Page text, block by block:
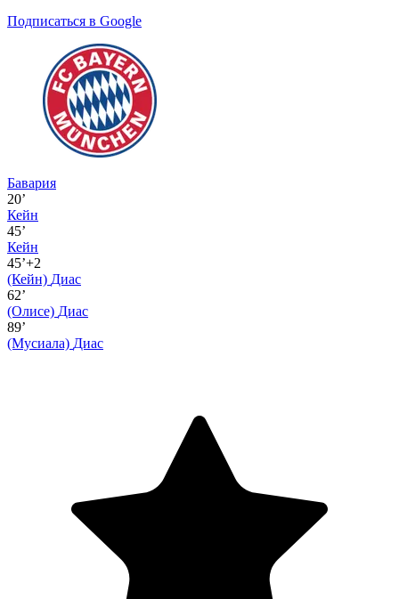
Подписаться в Google
Бавария
20’
Кейн
45’
Кейн
45’+2
(Кейн) Диас
62’
(Олисе) Диас
89’
(Мусиала) Диас